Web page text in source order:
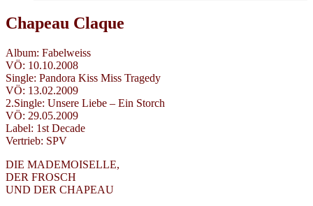
Chapeau Claque
Album: Fabelweiss
VÖ: 10.10.2008
Single: Pandora Kiss Miss Tragedy
VÖ: 13.02.2009
2.Single: Unsere Liebe – Ein Storch
VÖ: 29.05.2009
Label: 1st Decade
Vertrieb: SPV
DIE MADEMOISELLE,
DER FROSCH
UND DER CHAPEAU